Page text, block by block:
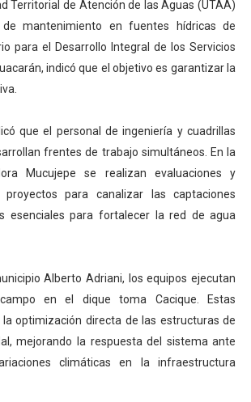
celebra la Semana Mundial de la
"Venezuela Ríe 2026" brinda
reúne a diversos clubes deportivos
el autogobierno en Mérida con
espacios del OAN para la
Territorial de Atención de las Aguas (UTAA)
mantenimiento en fuentes hídricas de
para el Desarrollo Integral de los Servicios
indicó que el objetivo es garantizar la
que el personal de ingeniería y cuadrillas
frentes de trabajo simultáneos. En la
Mucujepe se realizan evaluaciones y
proyectos para canalizar las captaciones
esenciales para fortalecer la red de agua
Alberto Adriani, los equipos ejecutan
en el dique toma Cacique. Estas
optimización directa de las estructuras de
mejorando la respuesta del sistema ante
climáticas en la infraestructura